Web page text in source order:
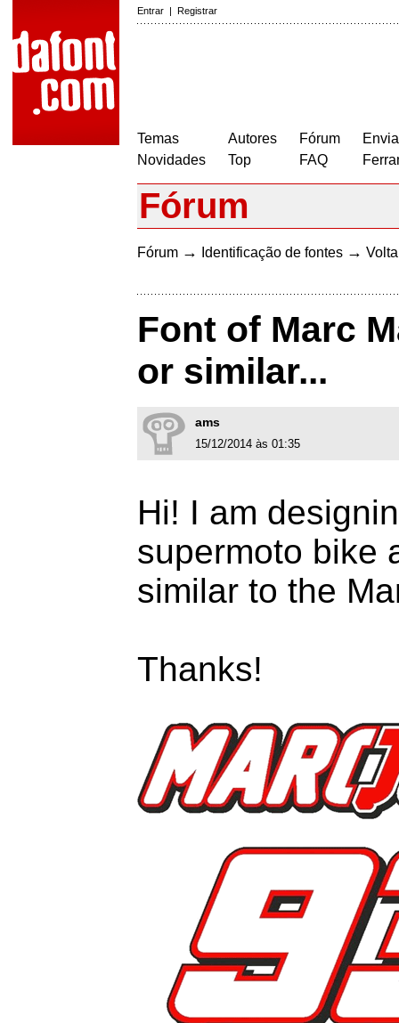
Entrar | Registrar
Temas
Novidades
Autores
Top
Fórum
FAQ
Fórum
Fórum → Identificação de fontes →
Font of Marc
or similar...
ams
15/12/2014 às 01:35
Hi! I am
supermoto bike
similar to the
Thanks!